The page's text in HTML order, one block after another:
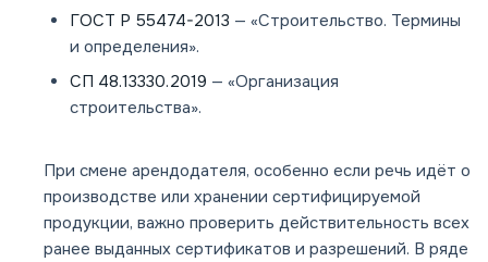
ГОСТ Р 55474-2013 — «Строительство. Термины
и определения».
СП 48.13330.2019 — «Организация
строительства».
При смене арендодателя, особенно если речь идёт о
производстве или хранении сертифицируемой
продукции, важно проверить действительность всех
ранее выданных сертификатов и разрешений. В ряде